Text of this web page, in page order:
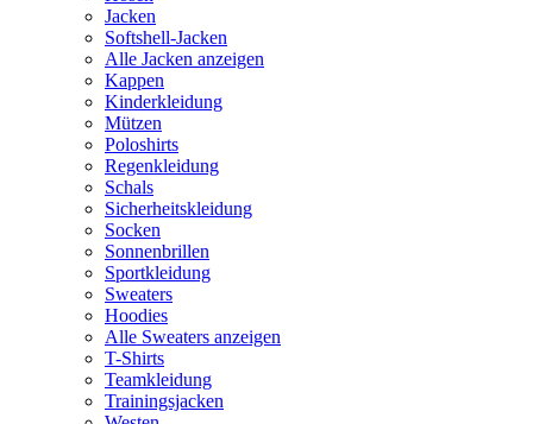
Jacken
Softshell-Jacken
Alle Jacken anzeigen
Kappen
Kinderkleidung
Mützen
Poloshirts
Regenkleidung
Schals
Sicherheitskleidung
Socken
Sonnenbrillen
Sportkleidung
Sweaters
Hoodies
Alle Sweaters anzeigen
T-Shirts
Teamkleidung
Trainingsjacken